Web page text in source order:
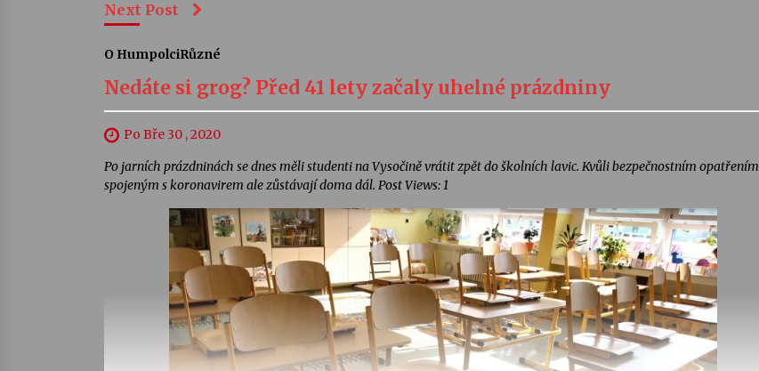
Next Post
O HumpolciRůzné
Nedáte si grog? Před 41 lety začaly uhelné prázdniny
Po Bře 30 , 2020
Po jarních prázdninách se dnes měli studenti na Vysočině vrátit zpět do školních lavic. Kvůli bezpečnostním opatřením
spojeným s koronavirem ale zůstávají doma dál. Post Views: 1